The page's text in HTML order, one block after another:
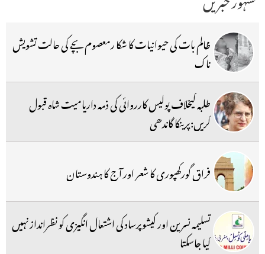
ظالم بات کی حیوانیات کا شکا رمعصوم بچے کی حالت تشویش
ناک
طلبہ کیخلاف پولیس کارروائی کی ذمہ داریامیت شاہ قبول
کریں:پرینکا گاندھی
فراق گورکھپوری کا شعر اور آج کا ہندوستان
تسلیمہ نسرین اور کیشوپرساد کی اشتعال انگیزی کو نظرانداز نہیں
کیا جاسکتا